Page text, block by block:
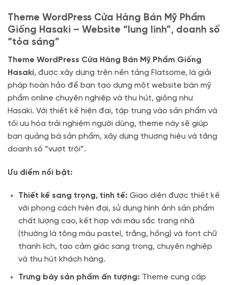
Theme WordPress Cửa Hàng Bán Mỹ Phẩm
Giống Hasaki – Website “lung linh”, doanh số
“tỏa sáng”
Theme WordPress Cửa Hàng Bán Mỹ Phẩm Giống
Hasaki, được xây dựng trên nền tảng Flatsome, là giải
pháp hoàn hảo để bạn tạo dựng một website bán mỹ
phẩm online chuyên nghiệp và thu hút, giống như
Hasaki. Với thiết kế hiện đại, tập trung vào sản phẩm và
tối ưu hóa trải nghiệm người dùng, theme này sẽ giúp
bạn quảng bá sản phẩm, xây dựng thương hiệu và tăng
doanh số “vượt trội”.
Ưu điểm nổi bật:
Thiết kế sang trọng, tinh tế: Giao diện được thiết kế
với phong cách hiện đại, sử dụng hình ảnh sản phẩm
chất lượng cao, kết hợp với màu sắc trang nhã
(thường là tông màu pastel, trắng, hồng) và font chữ
thanh lịch, tạo cảm giác sang trọng, chuyên nghiệp
và thu hút khách hàng.
Trưng bày sản phẩm ấn tượng: Theme cung cấp